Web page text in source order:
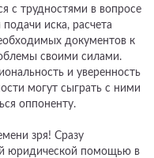
с трудностями в вопросе
иска, расчета
документов к
своими силами.
и уверенность
могут сыграть с ними
оппоненту.
зря! Сразу
юридической помощью в